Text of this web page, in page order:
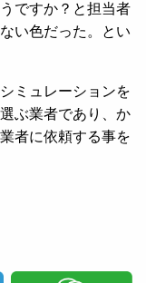
ですか？と担当者
い色だった。とい
ミュレーションを
ぶ業者であり、か
者に依頼する事を